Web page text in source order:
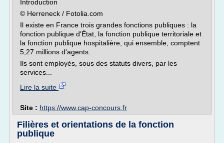
Introduction
© Herreneck / Fotolia.com
Il existe en France trois grandes fonctions publiques : la
fonction publique d'État, la fonction publique territoriale et
la fonction publique hospitalière, qui ensemble, comptent
5,27 millions d'agents.
Ils sont employés, sous des statuts divers, par les
services...
Lire la suite
Site : https://www.cap-concours.fr
Filières et orientations de la fonction
publique